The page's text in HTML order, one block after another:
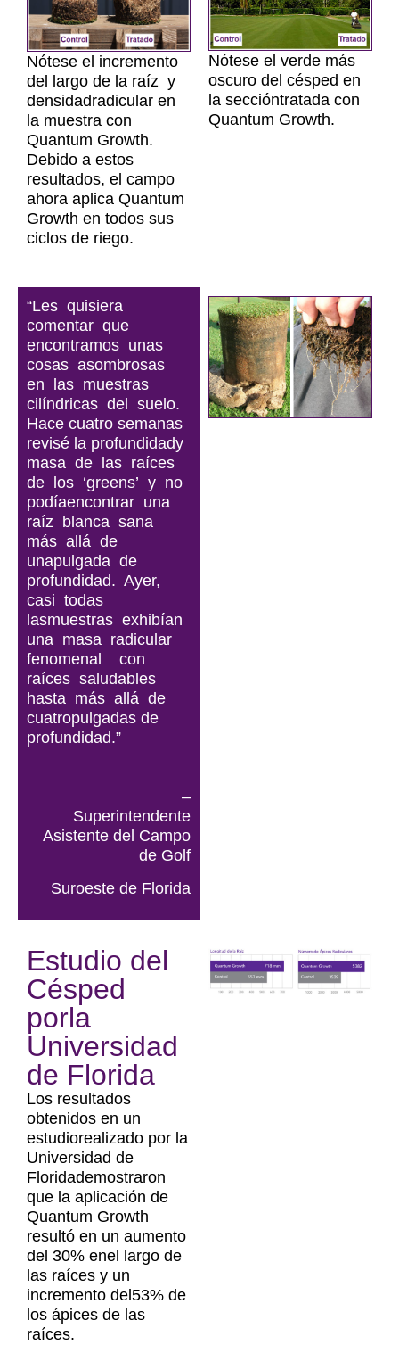
Nótese el incremento
del largo de la raíz y
densidadradicular en
la muestra con
Quantum Growth.
Debido a estos
resultados, el campo
ahora aplica Quantum
Growth en todos sus
ciclos de riego.
Nótese el verde más
oscuro del césped en
la seccióntratada con
Quantum Growth.
“Les quisiera
comentar que
encontramos unas
cosas asombrosas
en las muestras
cilíndricas del suelo.
Hace cuatro semanas
revisé la profundidady
masa de las raíces
de los ‘greens’ y no
podíaencontrar una
raíz blanca sana
más allá de
unapulgada de
profundidad. Ayer,
casi todas
lasmuestras exhibían
una masa radicular
fenomenal con
raíces saludables
hasta más allá de
cuatropulgadas de
profundidad.”
–
Superintendente
Asistente del Campo
de Golf
Suroeste de Florida
Estudio del
Césped
porla
Universidad
de Florida
Los resultados
obtenidos en un
estudiorealizado por la
Universidad de
Floridademostraron
que la aplicación de
Quantum Growth
resultó en un aumento
del 30% enel largo de
las raíces y un
incremento del53% de
los ápices de las
raíces.